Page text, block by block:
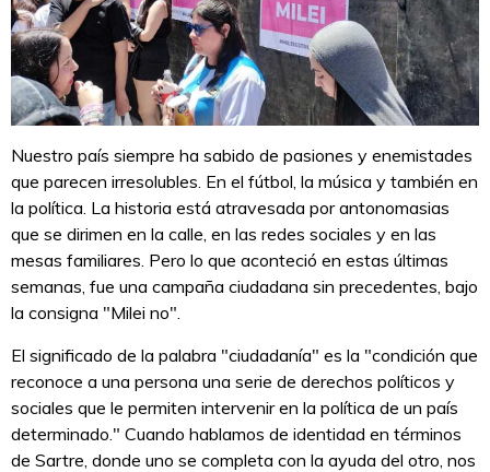
Nuestro país siempre ha sabido de pasiones y enemistades
que parecen irresolubles. En el fútbol, la música y también en
la política. La historia está atravesada por antonomasias
que se dirimen en la calle, en las redes sociales y en las
mesas familiares. Pero lo que aconteció en estas últimas
semanas, fue una campaña ciudadana sin precedentes, bajo
la consigna "Milei no".
El significado de la palabra "ciudadanía" es la "condición que
reconoce a una persona una serie de derechos políticos y
sociales que le permiten intervenir en la política de un país
determinado." Cuando hablamos de identidad en términos
de Sartre, donde uno se completa con la ayuda del otro, nos